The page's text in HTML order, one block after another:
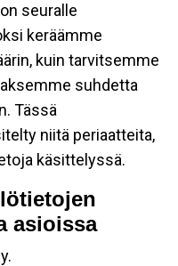
seuralle
keräämme
kuin tarvitsemme
suhdetta
Tässä
niitä periaatteita,
käsittelyssä.
asioissa